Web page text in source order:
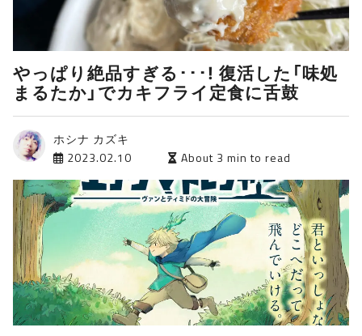
やっぱり絶品すぎる･･･! 復活した「味処
まるたか」でカキフライ定食に舌鼓
ホシナ カズキ
2023.02.10
About 3 min to read